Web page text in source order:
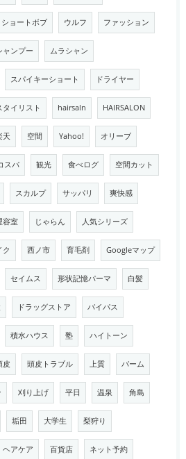
ショートボブ ウルフ ファッション
ャンプー ムラシャン
スパイキーショート ドライヤー
タイリスト hairsaln HAIRSALON
天 空間 Yahoo! オリーブ
スパ 観光 食べログ 空間カット
スカルプ サッパリ 爽快感
容室 じゃらん 人気シリーズ
ク 西ノ市 育毛剤 Googleマップ
セイムス 形状記憶パーマ 白髪
ドラッグストア バイパス
積水ハウス 塾 ハイトーン
皮 頭皮トラブル 上質 バーム
刈り上げ 平日 温泉 角島
垢田 大学生 梨狩り
ヘアケア 百貨店 ネット予約